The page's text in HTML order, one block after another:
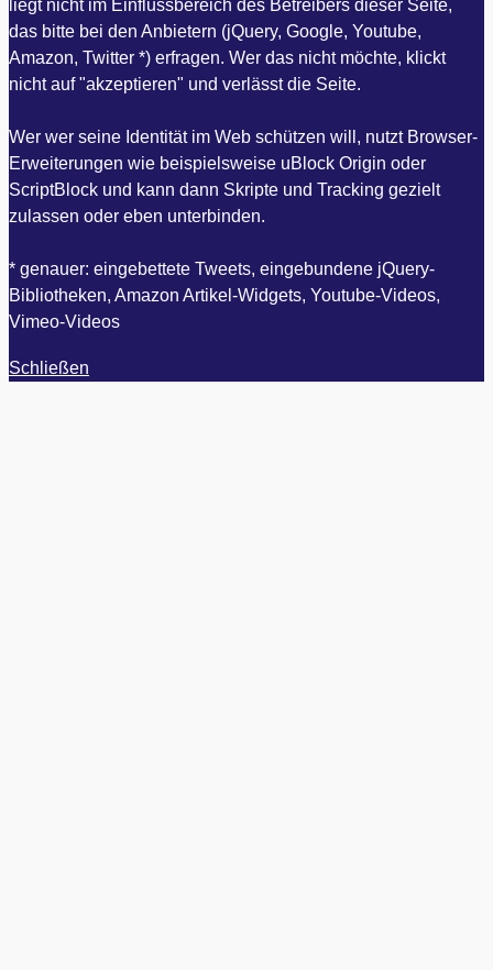
liegt nicht im Einflussbereich des Betreibers dieser Seite,
das bitte bei den Anbietern (jQuery, Google, Youtube,
Amazon, Twitter *) erfragen. Wer das nicht möchte, klickt
nicht auf "akzeptieren" und verlässt die Seite.
Wer wer seine Identität im Web schützen will, nutzt Browser-
Erweiterungen wie beispielsweise uBlock Origin oder
ScriptBlock und kann dann Skripte und Tracking gezielt
zulassen oder eben unterbinden.
* genauer: eingebettete Tweets, eingebundene jQuery-
Bibliotheken, Amazon Artikel-Widgets, Youtube-Videos,
Vimeo-Videos
Schließen